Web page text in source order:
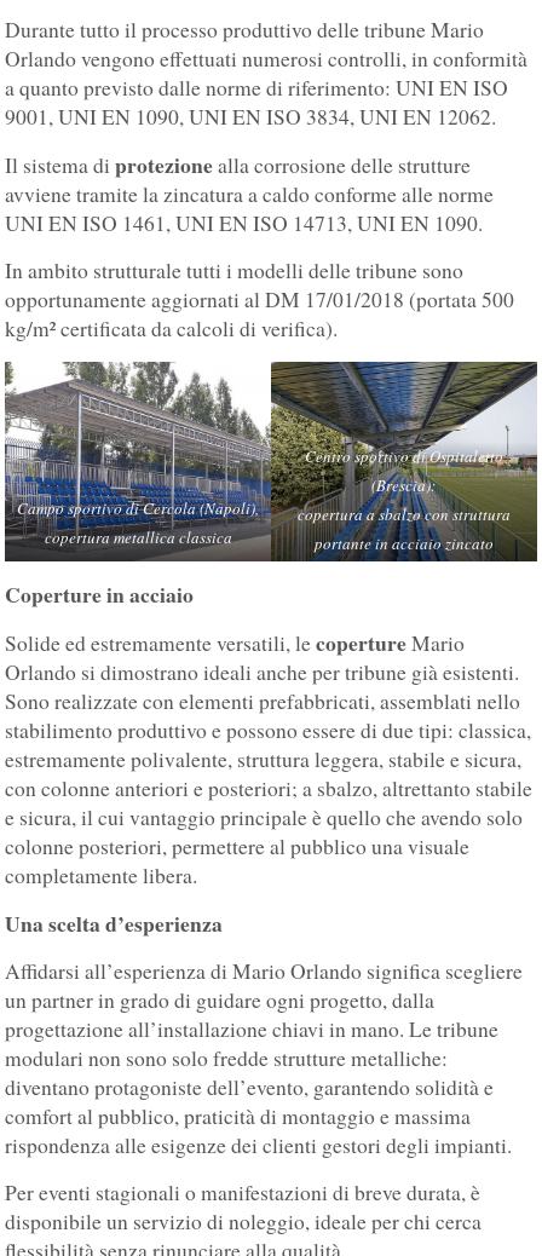
Durante tutto il processo produttivo delle tribune Mario
Orlando vengono effettuati numerosi controlli, in conformità
a quanto previsto dalle norme di riferimento: UNI EN ISO
9001, UNI EN 1090, UNI EN ISO 3834, UNI EN 12062.
Il sistema diprotezionealla corrosione delle strutture
avviene tramite la zincatura a caldo conforme alle norme
UNI EN ISO 1461, UNI EN ISO 14713, UNI EN 1090.
In ambito strutturale tutti i modelli delle tribune sono
opportunamente aggiornati al DM 17/01/2018 (portata 500
kg/m² certificata da calcoli di verifica).
Campo sportivo di Cercola (Napoli),
copertura metallica classica
Centro sportivo di Ospitaletto
(Brescia):
copertura a sbalzo con struttura
portante in acciaio zincato
Coperture in acciaio
Solide ed estremamente versatili, lecopertureMario
Orlando si dimostrano ideali anche per tribune già esistenti.
Sono realizzate con elementi prefabbricati, assemblati nello
stabilimento produttivo e possono essere di due tipi: classica,
estremamente polivalente, struttura leggera, stabile e sicura,
con colonne anteriori e posteriori; a sbalzo, altrettanto stabile
e sicura, il cui vantaggio principale è quello che avendo solo
colonne posteriori, permettere al pubblico una visuale
completamente libera.
Una scelta d’esperienza
Affidarsi all’esperienza di Mario Orlando significa scegliere
un partner in grado di guidare ogni progetto, dalla
progettazione all’installazione chiavi in mano. Le tribune
modulari non sono solo fredde strutture metalliche:
diventano protagoniste dell’evento, garantendo solidità e
comfort al pubblico, praticità di montaggio e massima
rispondenza alle esigenze dei clienti gestori degli impianti.
Per eventi stagionali o manifestazioni di breve durata, è
disponibile un servizio di noleggio, ideale per chi cerca
flessibilità senza rinunciare alla qualità.